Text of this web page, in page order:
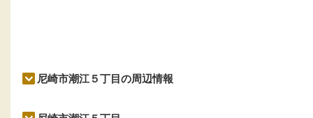
尼崎市潮江５丁目の周辺情報